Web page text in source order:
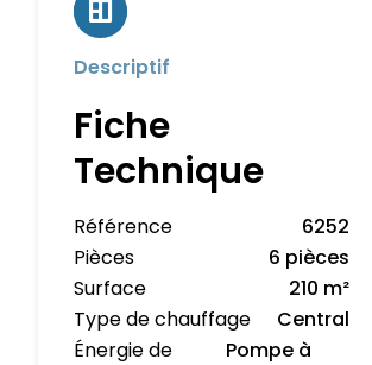
Descriptif
Fiche
Technique
Référence
6252
Pièces
6 pièces
Surface
210 m²
Type de chauffage
Central
Énergie de
Pompe à